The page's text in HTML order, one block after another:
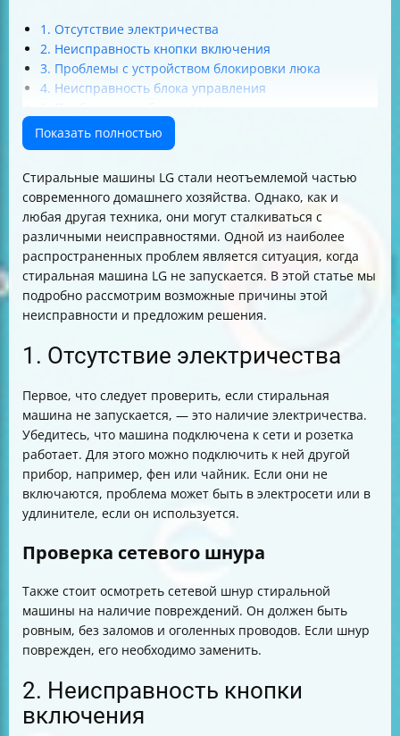
1. Отсутствие электричества
2. Неисправность кнопки включения
3. Проблемы с устройством блокировки люка
4. Неисправность блока управления
6. Неисправность нагревательного элемента (ТЭН)
7. Проблемы с сливом воды
9. Профилактика неисправностей
Заключение
Показать полностью
Стиральные машины LG стали неотъемлемой частью
современного домашнего хозяйства. Однако, как и
любая другая техника, они могут сталкиваться с
различными неисправностями. Одной из наиболее
распространенных проблем является ситуация, когда
стиральная машина LG не запускается. В этой статье мы
подробно рассмотрим возможные причины этой
неисправности и предложим решения.
1. Отсутствие электричества
Первое, что следует проверить, если стиральная
машина не запускается, — это наличие электричества.
Убедитесь, что машина подключена к сети и розетка
работает. Для этого можно подключить к ней другой
прибор, например, фен или чайник. Если они не
включаются, проблема может быть в электросети или в
удлинителе, если он используется.
Проверка сетевого шнура
Также стоит осмотреть сетевой шнур стиральной
машины на наличие повреждений. Он должен быть
ровным, без заломов и оголенных проводов. Если шнур
поврежден, его необходимо заменить.
2. Неисправность кнопки
включения